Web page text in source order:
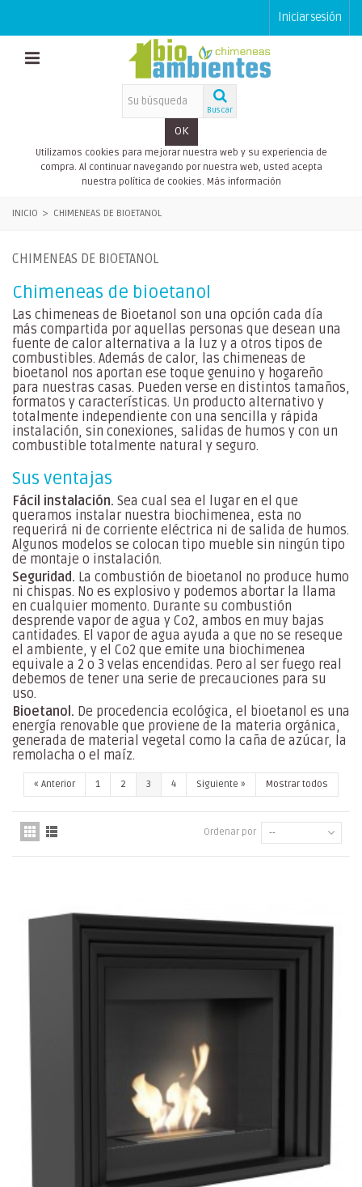
Iniciar sesión
Buscar
OK
Utilizamos cookies para mejorar nuestra web y su experiencia de
compra. Al continuar navegando por nuestra web, usted acepta
nuestra política de cookies. Más información
INICIO > CHIMENEAS DE BIOETANOL
CHIMENEAS DE BIOETANOL
Chimeneas de bioetanol
Las chimeneas de Bioetanol son una opción cada día
más compartida por aquellas personas que desean una
fuente de calor alternativa a la luz y a otros tipos de
combustibles. Además de calor, las chimeneas de
bioetanol nos aportan ese toque genuino y hogareño
para nuestras casas. Pueden verse en distintos tamaños,
formatos y características. Un producto alternativo y
totalmente independiente con una sencilla y rápida
instalación, sin conexiones, salidas de humos y con un
combustible totalmente natural y seguro.
Sus ventajas
Fácil instalación. Sea cual sea el lugar en el que
queramos instalar nuestra biochimenea, esta no
requerirá ni de corriente eléctrica ni de salida de humos.
Algunos modelos se colocan tipo mueble sin ningún tipo
de montaje o instalación.
Seguridad. La combustión de bioetanol no produce humo
ni chispas. No es explosivo y podemos abortar la llama
en cualquier momento. Durante su combustión
desprende vapor de agua y Co2, ambos en muy bajas
cantidades. El vapor de agua ayuda a que no se reseque
el ambiente, y el Co2 que emite una biochimenea
equivale a 2 o 3 velas encendidas. Pero al ser fuego real
debemos de tener una serie de precauciones para su
uso.
Bioetanol. De procedencia ecológica, el bioetanol es una
energía renovable que proviene de la materia orgánica,
generada de material vegetal como la caña de azúcar, la
remolacha o el maíz.
« Anterior 1 2 3 4 Siguiente » Mostrar todos
Ordenar por --